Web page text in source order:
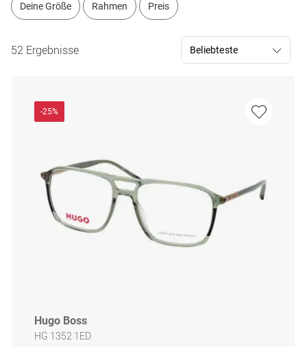
Deine Größe Rahmen Preis
52 Ergebnisse
-25%
Hugo Boss
HG 1352 1ED